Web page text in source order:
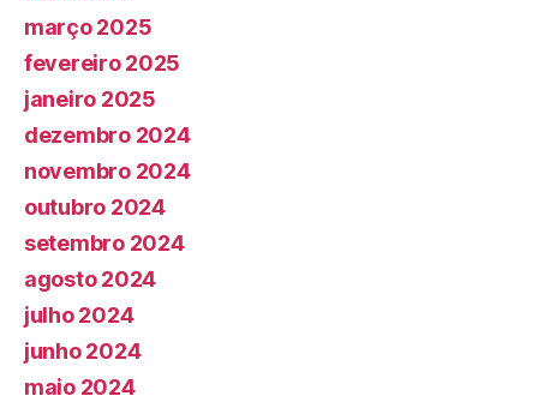
março 2025
fevereiro 2025
janeiro 2025
dezembro 2024
novembro 2024
outubro 2024
setembro 2024
agosto 2024
julho 2024
junho 2024
maio 2024